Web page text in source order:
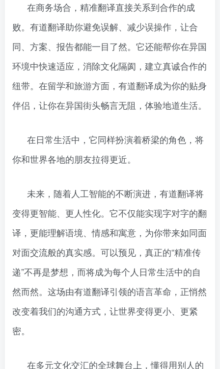
在商务场合，精准翻译直接关系到合作的成
败。有道翻译助你避免误解、减少误操作，让合
同、方案、报告都能一目了然。它还能帮你在异国
环境中快速适应，消除文化隔阂，建立真诚合作的
纽带。在留学和旅游方面，有道翻译成为你的贴身
伴侣，让你在异国街头畅言无阻，体验地道生活。
在日常生活中，它同样扮演着桥梁的角色，将
你和世界各地的朋友拉得更近。
未来，随着人工智能的不断演进，有道翻译将
变得更智能、更人性化。它不仅能实现字对字的翻
译，更能理解语境、情感和寓意，为你带来如同面
对面交流般的真实感。可以预见，真正的“精准传
递”不再是梦想，而将成为每个人日常生活中的自
然而然。这场由有道翻译引领的语言革命，正悄然
改变着我们的沟通方式，让世界变得更小、更紧
密。
在多元文化交汇的全球舞台上，懂得用别人的